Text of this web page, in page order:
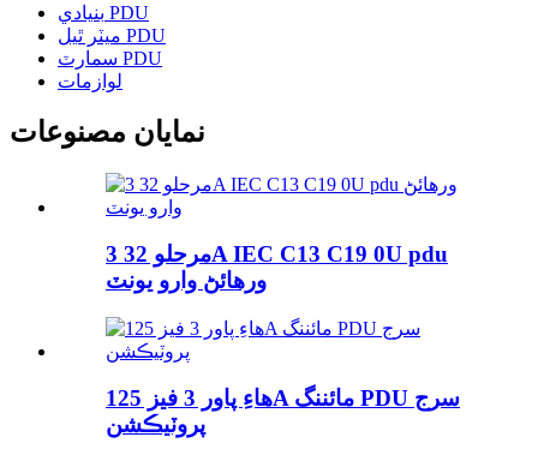
بنيادي PDU
ميٽر ٿيل PDU
سمارٽ PDU
لوازمات
نمايان مصنوعات
3 مرحلو 32A IEC C13 C19 0U pdu
ورهائڻ وارو يونٽ
هاءِ پاور 3 فيز 125A مائننگ PDU سرج
پروٽيڪشن